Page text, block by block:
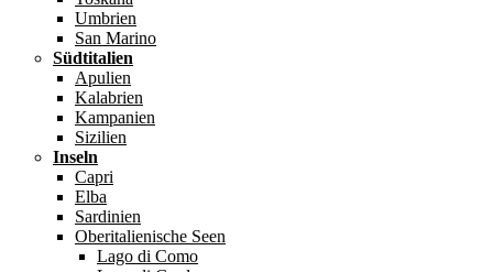
Umbrien
San Marino
Südtitalien
Apulien
Kalabrien
Kampanien
Sizilien
Inseln
Capri
Elba
Sardinien
Oberitalienische Seen
Lago di Como